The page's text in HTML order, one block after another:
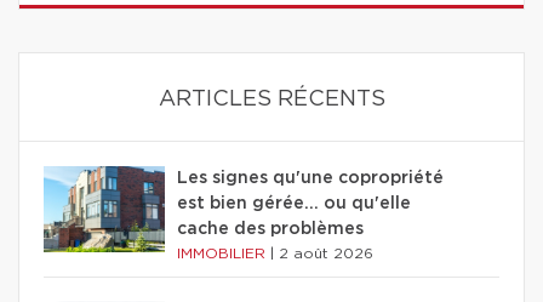
ARTICLES RÉCENTS
Les signes qu'une copropriété
est bien gérée… ou qu'elle
cache des problèmes
IMMOBILIER 2 août 2026